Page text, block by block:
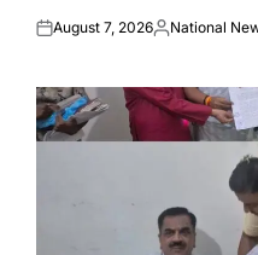
Posted
August 7, 2026Posted
National